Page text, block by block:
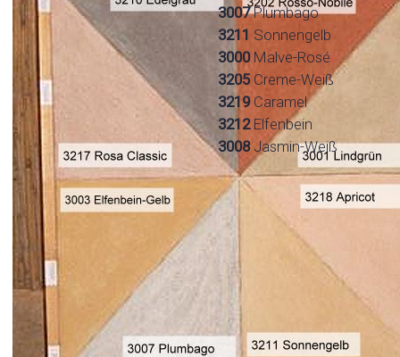
3007Plumbago
3211 Sonnengelb
3000Malve-Rosé
3205Creme-Weiß
3219Caramel
3212Elfenbein
3008Jasmin-Weiß